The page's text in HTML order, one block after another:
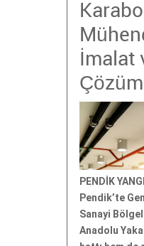
İmalat
PENDİK
Pendik’te
Sanayi
Anadolu